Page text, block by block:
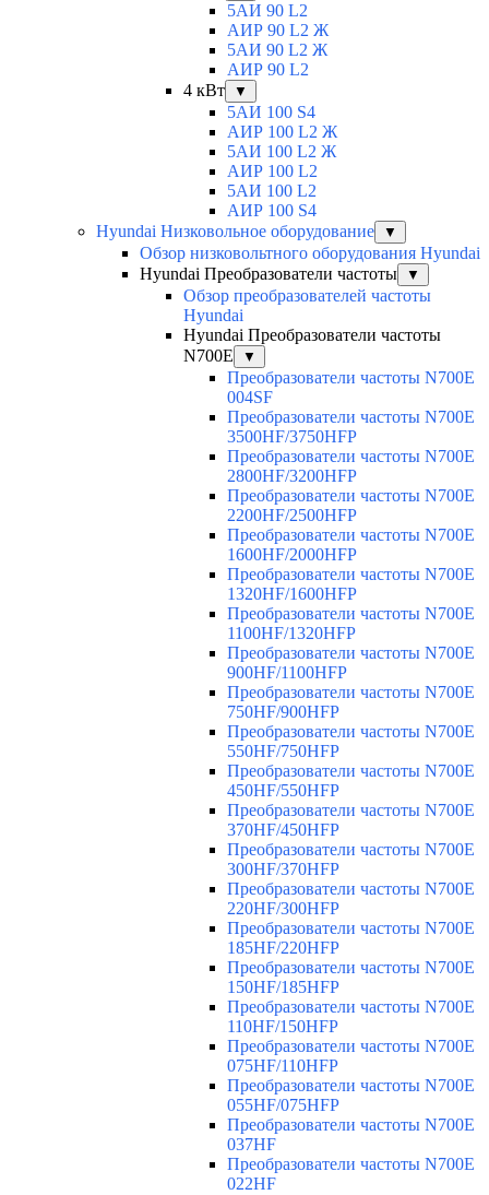
5АИ 90 L2
АИР 90 L2 Ж
5АИ 90 L2 Ж
АИР 90 L2
4 кВт
▼
5АИ 100 S4
АИР 100 L2 Ж
5АИ 100 L2 Ж
АИР 100 L2
5АИ 100 L2
АИР 100 S4
Hyundai Низковольное оборудование
▼
Обзор низковольтного оборудования Hyundai
Hyundai Преобразователи частоты
▼
Обзор преобразователей частоты
Hyundai
Hyundai Преобразователи частоты
N700E
▼
Преобразователи частоты N700E
004SF
Преобразователи частоты N700E
3500HF/3750HFP
Преобразователи частоты N700E
2800HF/3200HFP
Преобразователи частоты N700E
2200HF/2500HFP
Преобразователи частоты N700E
1600HF/2000HFP
Преобразователи частоты N700E
1320HF/1600HFP
Преобразователи частоты N700E
1100HF/1320HFP
Преобразователи частоты N700E
900HF/1100HFP
Преобразователи частоты N700E
750HF/900HFP
Преобразователи частоты N700E
550HF/750HFP
Преобразователи частоты N700E
450HF/550HFP
Преобразователи частоты N700E
370HF/450HFP
Преобразователи частоты N700E
300HF/370HFP
Преобразователи частоты N700E
220HF/300HFP
Преобразователи частоты N700E
185HF/220HFP
Преобразователи частоты N700E
150HF/185HFP
Преобразователи частоты N700E
110HF/150HFP
Преобразователи частоты N700E
075HF/110HFP
Преобразователи частоты N700E
055HF/075HFP
Преобразователи частоты N700E
037HF
Преобразователи частоты N700E
022HF